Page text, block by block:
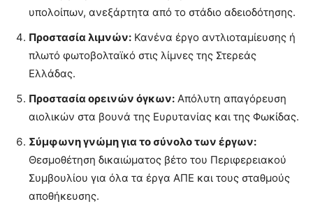
υπολοίπων, ανεξάρτητα από το στάδιο αδειοδότησης.
Προστασία λιμνών: Κανένα έργο αντλιοταμίευσης ή
πλωτό φωτοβολταϊκό στις λίμνες της Στερεάς
Ελλάδας.
Προστασία ορεινών όγκων: Απόλυτη απαγόρευση
αιολικών στα βουνά της Ευρυτανίας και της Φωκίδας.
Σύμφωνη γνώμη για το σύνολο των έργων:
Θεσμοθέτηση δικαιώματος βέτο του Περιφερειακού
Συμβουλίου για όλα τα έργα ΑΠΕ και τους σταθμούς
αποθήκευσης.